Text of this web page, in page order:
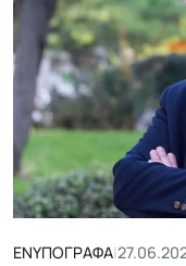
ΕΝΥΠΟΓΡΑΦΑ|